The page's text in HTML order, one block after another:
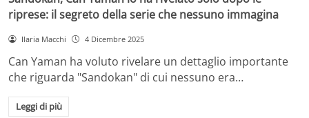
riprese: il segreto della serie che nessuno immagina
Ilaria Macchi 4 Dicembre 2025
Can Yaman ha voluto rivelare un dettaglio importante
che riguarda "Sandokan" di cui nessuno era…
Leggi di più